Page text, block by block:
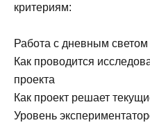
критериям:
Работа с дневным светом
Как проводится
проекта
Как проект решает
Уровень